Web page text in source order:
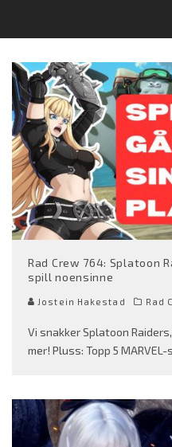
Rad Crew 764: Splatoon
spill noensinne
Jostein Hakestad Rad
Vi snakker Splatoon
mer! Pluss: Topp 5 MARVEL-